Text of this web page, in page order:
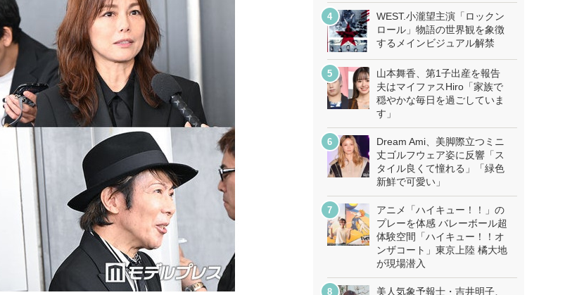
WEST.小瀧望主演「ロックン
ロール」物語の世界観を象徴
するメインビジュアル解禁
山本舞香、第1子出産を報告
夫はマイファスHiro「家族で
穏やかな毎日を過ごしていま
す」
Dream Ami、美脚際立つミニ
丈ゴルフウェア姿に反響「ス
タイル良くて憧れる」「緑色
新鮮で可愛い」
アニメ「ハイキュー！！」の
プレーを体感 バレーボール超
体験空間「ハイキュー！！オ
ンザコート」東京上陸 橘大地
が現場潜入
美人気象予報士・吉井明子、